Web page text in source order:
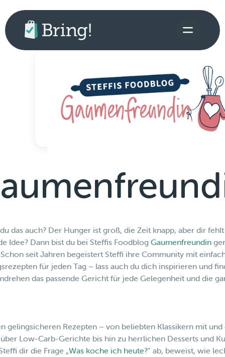
das auch? Der Hunger ist groß, die Zeit knapp, aber dir
Idee? Dann bist du bei Steffis Foodblog Gaumenfreundin
seit Jahren begeistert Steffi ihre Community mit
für jeden Tag – lass auch du dich inspirieren und
das passende Gericht für jede Gelegenheit und die
gelingsicheren Rezepten – von beliebten Klassikern mit und
Low-Carb-Gerichte bis hin zu herrlichen Desserts und
dir die Frage „Was koche ich heute?“ ab, beweist, wie